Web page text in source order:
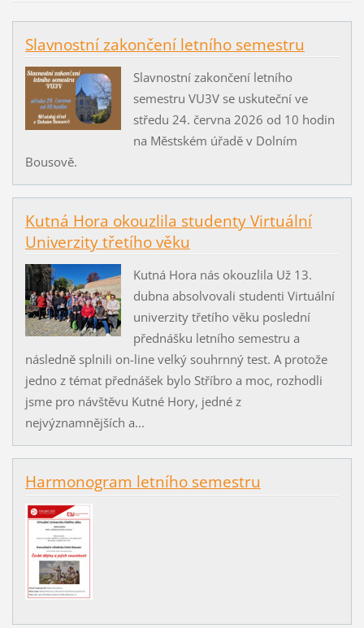
Slavnostní zakončení letního semestru
Slavnostní zakončení letního
semestru VU3V se uskuteční ve
středu 24. června 2026 od 10 hodin
na Městském úřadě v Dolním
Bousově.
Kutná Hora okouzlila studenty Virtuální
Univerzity třetího věku
Kutná Hora nás okouzlila Už 13.
dubna absolvovali studenti Virtuální
univerzity třetího věku poslední
přednášku letního semestru a
následně splnili on-line velký souhrnný test. A protože
jedno z témat přednášek bylo Stříbro a moc, rozhodli
jsme pro návštěvu Kutné Hory, jedné z
nejvýznamnějších a...
Harmonogram letního semestru